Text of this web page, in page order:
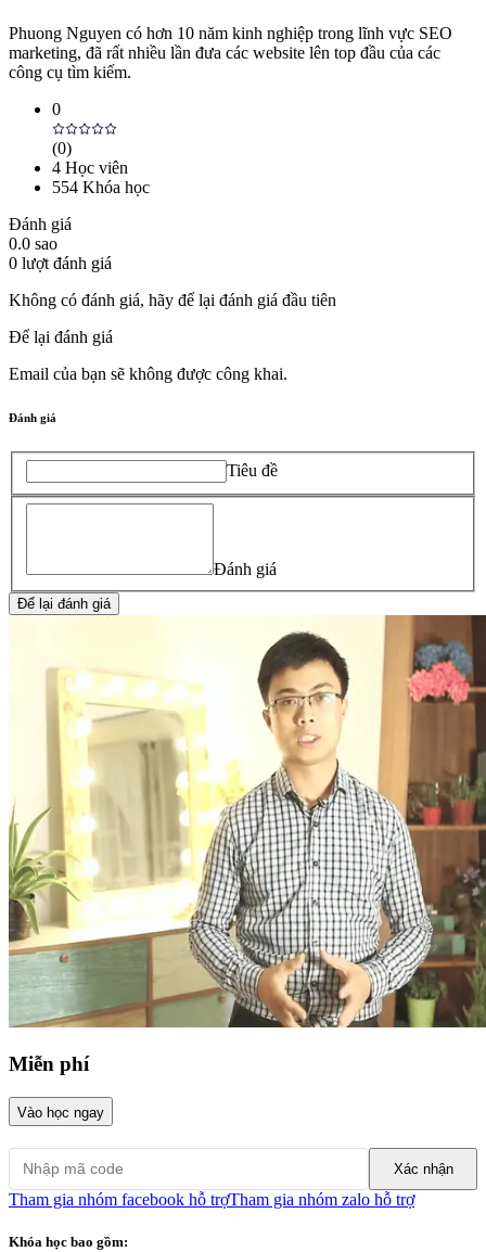
Phuong Nguyen có hơn 10 năm kinh nghiệp trong lĩnh vực SEO
marketing, đã rất nhiều lần đưa các website lên top đầu của các
công cụ tìm kiếm.
0
(0)
4 Học viên
554 Khóa học
Đánh giá
0.0 sao
0 lượt đánh giá
Không có đánh giá, hãy để lại đánh giá đầu tiên
Để lại đánh giá
Email của bạn sẽ không được công khai.
Đánh giá
Tiêu đề
Đánh giá
Để lại đánh giá
Miễn phí
Vào học ngay
Xác nhận
Tham gia nhóm facebook hỗ trợTham gia nhóm zalo hỗ trợ
Khóa học bao gồm: